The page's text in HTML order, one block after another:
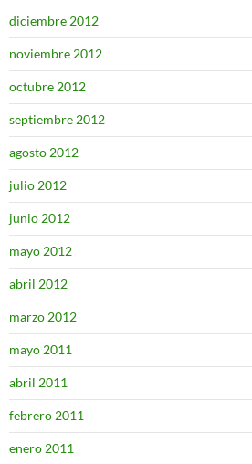
diciembre 2012
noviembre 2012
octubre 2012
septiembre 2012
agosto 2012
julio 2012
junio 2012
mayo 2012
abril 2012
marzo 2012
mayo 2011
abril 2011
febrero 2011
enero 2011